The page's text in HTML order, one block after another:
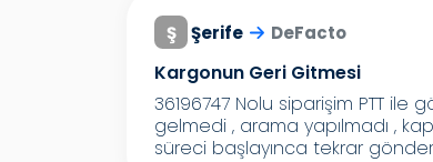
Ş Şerife DeFacto
Kargonun Geri Gitmesi
36196747 Nolu siparişim PTT ile
gelmedi , arama yapılmadı ,
süreci başlayınca tekrar